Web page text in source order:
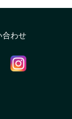
合わせ